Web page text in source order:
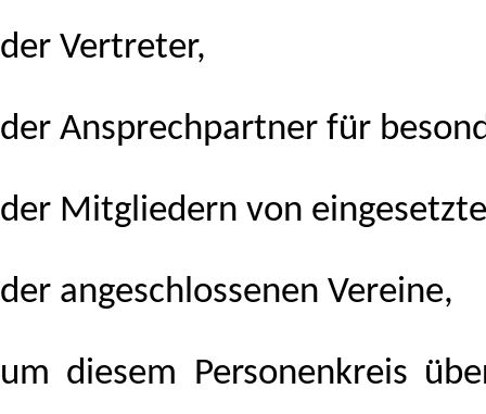
der Vertreter,
der Ansprechpartner für
der Mitgliedern von
der angeschlossenen Vereine,
um diesem Personenkreis